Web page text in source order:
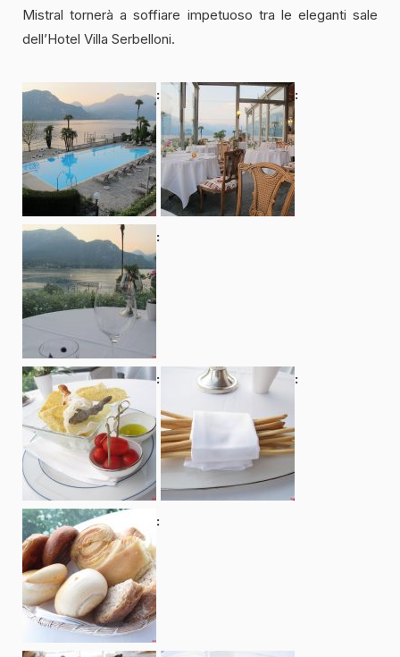
Mistral tornerà a soffiare impetuoso tra le eleganti sale
dell’Hotel Villa Serbelloni.